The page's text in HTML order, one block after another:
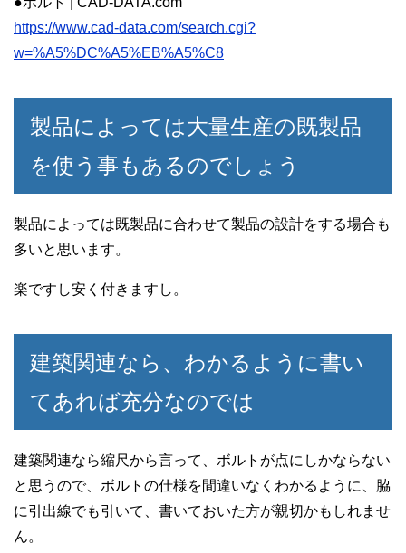
https://www.cad-data.com/search.cgi?
w=%A5%DC%A5%EB%A5%C8
製品によっては大量生産の既製品
を使う事もあるのでしょう
製品によっては既製品に合わせて製品の設計をする場合も
多いと思います。
楽ですし安く付きますし。
建築関連なら、わかるように書い
てあれば充分なのでは
建築関連なら縮尺から言って、ボルトが点にしかならない
と思うので、ボルトの仕様を間違いなくわかるように、脇
に引出線でも引いて、書いておいた方が親切かもしれませ
ん。